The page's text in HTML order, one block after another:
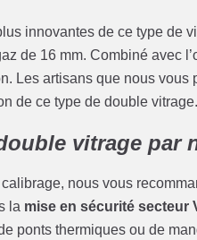
innovantes de ce type de
de 16 mm. Combiné avec
Les artisans que nous vous
de ce type de double vitrage.
vitrage par
nous vous
la mise en sécurité secteur
ponts thermiques ou de